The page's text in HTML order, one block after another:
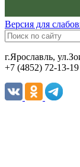
Версия для
г.Ярославль,
+7 (4852) 72-13-19